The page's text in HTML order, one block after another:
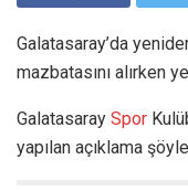
Galatasaray’da
mazbatasını alırken
Galatasaray Spor
yapılan açıklama